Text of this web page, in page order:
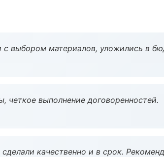
с выбором материалов, уложились в
четкое выполнение договоренностей.
качественно и в срок.